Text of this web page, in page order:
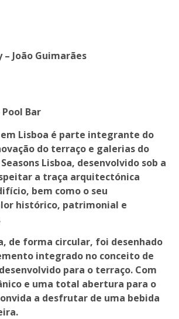
João Guimarães
Bar
em Lisboa é parte integrante do
do terraço e galerias do
Lisboa, desenvolvido sob a
a traça arquitectónica
bem como o seu
histórico, patrimonial e
de forma circular, foi desenhado
integrado no conceito de
para o terraço. Com
e uma total abertura para o
a desfrutar de uma bebida